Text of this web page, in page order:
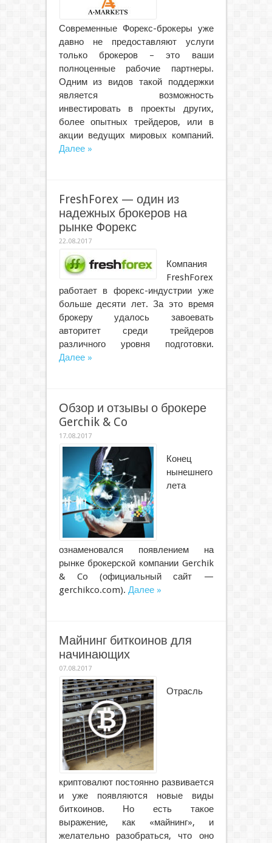
Современные Форекс-брокеры уже
давно не предоставляют услуги
только брокеров – это ваши
полноценные рабочие партнеры.
Одним из видов такой поддержки
является возможность
инвестировать в проекты других,
более опытных трейдеров, или в
акции ведущих мировых компаний.
Далее »
FreshForex — один из
надежных брокеров на
рынке Форекс
22.08.2017
Компания
FreshForex
работает в форекс-индустрии уже
больше десяти лет. За это время
брокеру удалось завоевать
авторитет среди трейдеров
различного уровня подготовки.
Далее »
Обзор и отзывы о брокере
Gerchik & Co
17.08.2017
Конец
нынешнего
лета
ознаменовался появлением на
рынке брокерской компании Gerchik
& Co (официальный сайт —
gerchikco.com). Далее »
Майнинг биткоинов для
начинающих
07.08.2017
Отрасль
криптовалют постоянно развивается
и уже появляются новые виды
биткоинов. Но есть такое
выражение, как «майнинг», и
желательно разобраться, что оно